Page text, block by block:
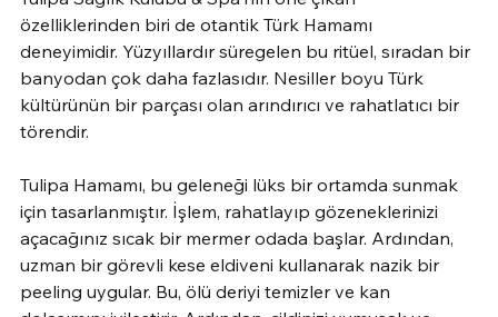
özelliklerinden biri de otantik Türk Hamamı
deneyimidir. Yüzyıllardır süregelen bu ritüel, sıradan bir
banyodan çok daha fazlasıdır. Nesiller boyu Türk
kültürünün bir parçası olan arındırıcı ve rahatlatıcı bir
törendir.
Tulipa Hamamı, bu geleneği lüks bir ortamda sunmak
için tasarlanmıştır. İşlem, rahatlayıp gözeneklerinizi
açacağınız sıcak bir mermer odada başlar. Ardından,
uzman bir görevli kese eldiveni kullanarak nazik bir
peeling uygular. Bu, ölü deriyi temizler ve kan